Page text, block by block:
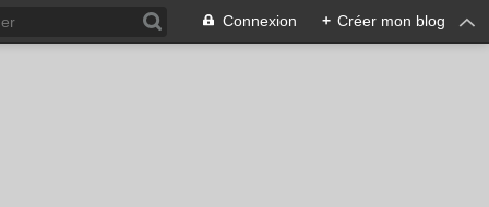
Connexion + Créer mon blog